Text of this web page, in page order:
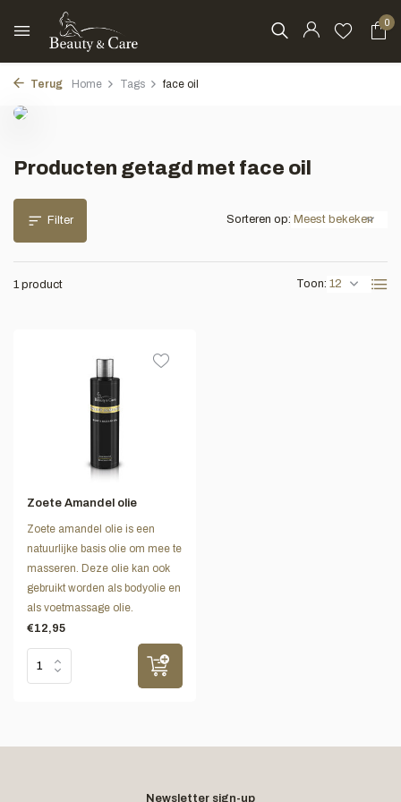
0
Terug Home Tags face oil
Producten getagd met face oil
Filter
1 product Toon:
Sorteren op:
Zoete Amandel olie
Zoete amandel olie is een
natuurlijke basis olie om mee te
masseren. Deze olie kan ook
gebruikt worden als bodyolie en
als voetmassage olie.
€12,95
Newsletter sign-up